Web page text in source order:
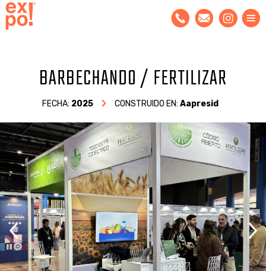
BARBECHANDO / FERTILIZAR
FECHA: 2025 CONSTRUIDO EN: Aapresid